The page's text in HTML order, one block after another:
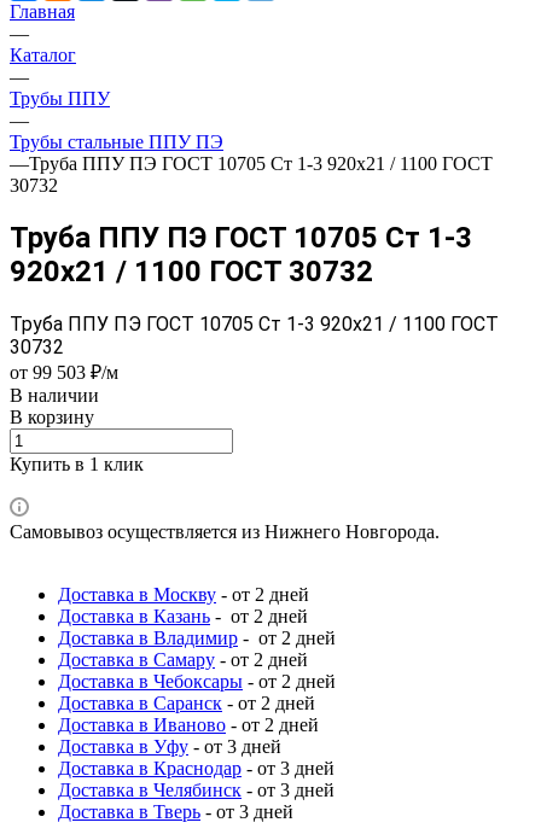
Главная
—
Каталог
—
Трубы ППУ
—
Трубы стальные ППУ ПЭ
—Труба ППУ ПЭ ГОСТ 10705 Ст 1-3 920x21 / 1100 ГОСТ
30732
Труба ППУ ПЭ ГОСТ 10705 Ст 1-3
920x21 / 1100 ГОСТ 30732
Труба ППУ ПЭ ГОСТ 10705 Ст 1-3 920x21 / 1100 ГОСТ
30732
от 99 503 ₽/м
В наличии
В корзину
Купить в 1 клик
Самовывоз осуществляется из Нижнего Новгорода.
Доставка в Москву - от 2 дней
Доставка в Казань - от 2 дней
Доставка в Владимир - от 2 дней
Доставка в Самару - от 2 дней
Доставка в Чебоксары - от 2 дней
Доставка в Саранск - от 2 дней
Доставка в Иваново - от 2 дней
Доставка в Уфу - от 3 дней
Доставка в Краснодар - от 3 дней
Доставка в Челябинск - от 3 дней
Доставка в Тверь - от 3 дней